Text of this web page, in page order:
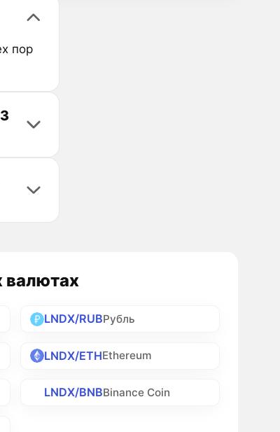
пор
валютах
LNDX/RUBРубль
LNDX/ETHEthereum
LNDX/BNBBinance Coin